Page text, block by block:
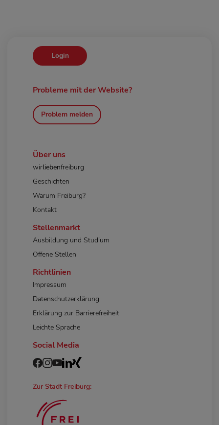
Login
Probleme mit der Website?
Problem melden
Über uns
wirliebenfreiburg
Geschichten
Warum Freiburg?
Kontakt
Stellenmarkt
Ausbildung und Studium
Offene Stellen
Richtlinien
Impressum
Datenschutzerklärung
Erklärung zur Barrierefreiheit
Leichte Sprache
Social Media
Zur Stadt Freiburg: